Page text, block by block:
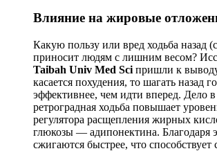
Влияние на жировые
Какую пользу или вред ходьба назад
приносит людям с лишним весом?
Taibah Univ Med Sci пришли к
касается похудения, то шагать назад
эффективнее, чем идти вперед. Дело
ретроградная ходьба повышает
регулятора расщепления жирных
глюкозы — адипонектина. Благодаря
сжигаются быстрее, что